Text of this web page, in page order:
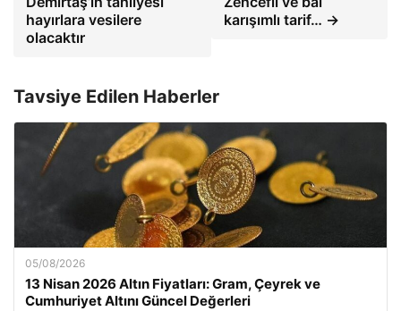
hayırlara vesilere
olacaktır
karışımlı tarif… →
Tavsiye Edilen Haberler
05/08/2026
13 Nisan 2026 Altın Fiyatları: Gram, Çeyrek ve
Cumhuriyet Altını Güncel Değerleri